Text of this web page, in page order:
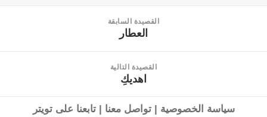
القصيدة السابقة
العطار
القصيدة التالية
اهديكِ
سياسة الخصوصية |تواصل معنا |تابعنا على تويتر